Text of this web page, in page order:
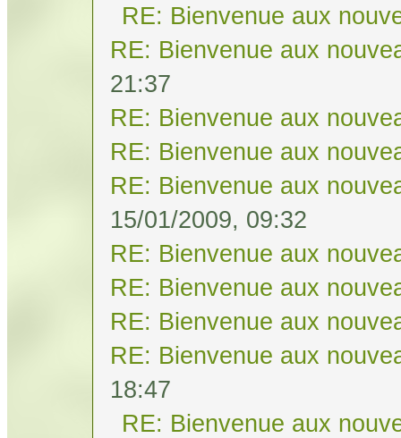
RE: Bienvenue aux
RE: Bienvenue aux
21:37
RE: Bienvenue aux
RE: Bienvenue aux
RE: Bienvenue aux
15/01/2009, 09:32
RE: Bienvenue aux
RE: Bienvenue aux
RE: Bienvenue aux
RE: Bienvenue aux
18:47
RE: Bienvenue aux